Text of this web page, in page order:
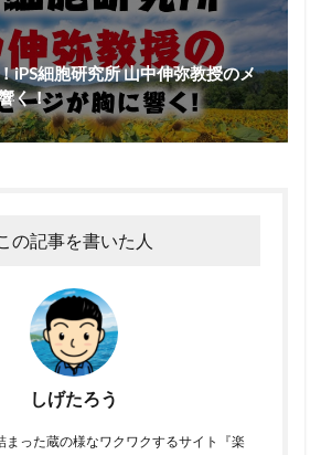
iPS細胞研究所 山中伸弥教授のメ
く！
この記事を書いた人
しげたろう
まった蔵の様なワクワクするサイト『楽